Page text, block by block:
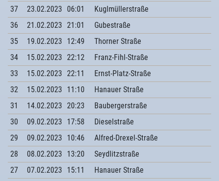
37
23.02.2023 06:01
Kuglmüllerstraße
36
21.02.2023 21:01
Gubestraße
35
19.02.2023 12:49
Thorner Straße
34
15.02.2023 22:12
Franz-Fihl-Straße
33
15.02.2023 22:11
Ernst-Platz-Straße
32
15.02.2023 11:10
Hanauer Straße
31
14.02.2023 20:23
Baubergerstraße
30
09.02.2023 17:58
Dieselstraße
29
09.02.2023 10:46
Alfred-Drexel-Straße
28
08.02.2023 13:20
Seydlitzstraße
27
07.02.2023 15:11
Hanauer Straße